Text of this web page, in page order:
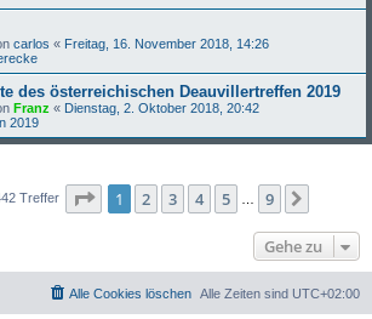
carlos « Freitag, 16. November 2018, 14:26
des österreichischen Deauvillertreffen 2019
Franz « Dienstag, 2. Oktober 2018, 20:42
2019
Treffer Seite 1von
1 2 3 4 5 … 9
Gehe zu
Alle Zeiten sind UTC+02:00
Alle Cookies löschen